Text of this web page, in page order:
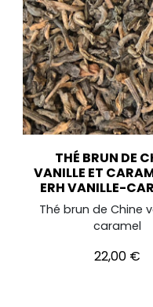
THÉ BRUN DE
VANILLE ET
ERH VANILLE-
Thé brun de Chine
caramel
Prix
22,00 €